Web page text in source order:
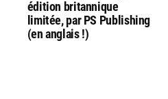
édition britannique
limitée, par PS Publishing
(en anglais !)